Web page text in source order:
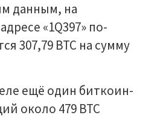
данным, на
«1Q397» по-
307,79 BTC на сумму
ещё один биткоин-
около 479 BTC